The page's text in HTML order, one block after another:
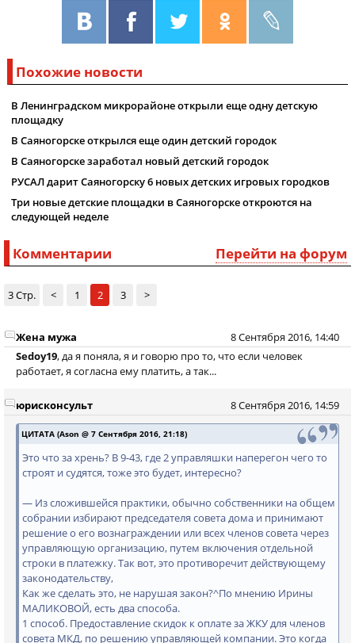
Похожие новости
В Ленинградском микрорайоне открыли еще одну детскую
площадку
В Саяногорске открылся еще один детский городок
В Саяногорске заработал новый детский городок
РУСАЛ дарит Саяногорску 6 новых детских игровых городков
Три новые детские площадки в Саяногорске откроются на
следующей неделе
Перейти на форум
Комментарии
3 Стр. < 1 2 3 >
8 Сентября 2016, 14:40
Жена мужа
Sedoy19, да я поняла, я и говорю про то, что если человек
работает, я согласна ему платить, а так...
8 Сентября 2016, 14:59
юрисконсульт
ЦИТАТА (Ason @ 7 Сентября 2016, 21:18)
Это что за хрень? В 9-43, где 2 управляшки наперегон чего то
строят и судятся, тоже это будет, интересно?
— Из сложившейся практики, обычно собственники на общем
собрании избирают председателя совета дома и принимают
решение о его вознаграждении или всех членов совета через
управляющую организацию, путем включения отдельной
строки в платежку. Так вот, это противоречит действующему
законодательству,
Как же сделать это, не нарушая закон?^По мнению Ирины
МАЛИКОВОЙ, есть два способа.
1 способ. Предоставление скидок к оплате за ЖКУ для членов
совета МКД, по решению управляющей компании. Это когда